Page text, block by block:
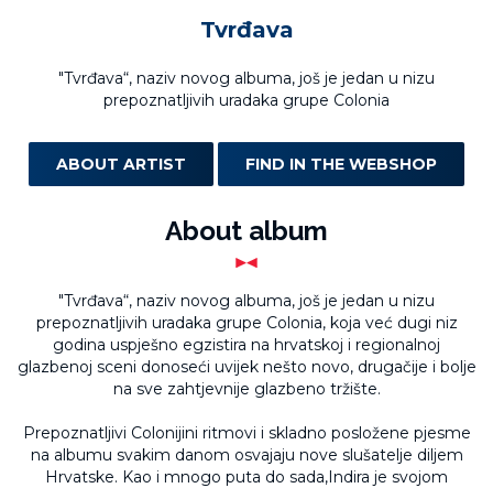
Tvrđava
"Tvrđava“, naziv novog albuma, još je jedan u nizu
prepoznatljivih uradaka grupe Colonia
ABOUT ARTIST FIND IN THE WEBSHOP
About album
"Tvrđava“, naziv novog albuma, još je jedan u nizu
prepoznatljivih uradaka grupe Colonia, koja već dugi niz
godina uspješno egzistira na hrvatskoj i regionalnoj
glazbenoj sceni donoseći uvijek nešto novo, drugačije i bolje
na sve zahtjevnije glazbeno tržište.
Prepoznatljivi Colonijini ritmovi i skladno posložene pjesme
na albumu svakim danom osvajaju nove slušatelje diljem
Hrvatske. Kao i mnogo puta do sada,Indira je svojom